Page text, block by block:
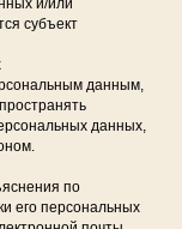
и/или
субъект
данным,
данных,
по
его персональных